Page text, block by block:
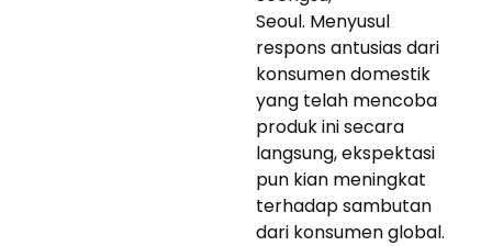
Seoul. Menyusul
respons antusias dari
konsumen domestik
yang telah mencoba
produk ini secara
langsung, ekspektasi
pun kian meningkat
terhadap sambutan
dari konsumen global.